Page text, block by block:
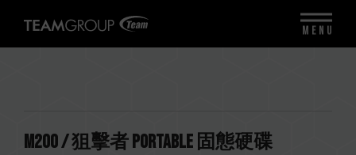
M200 / 狙擊者 Portable 固態硬碟
MENU